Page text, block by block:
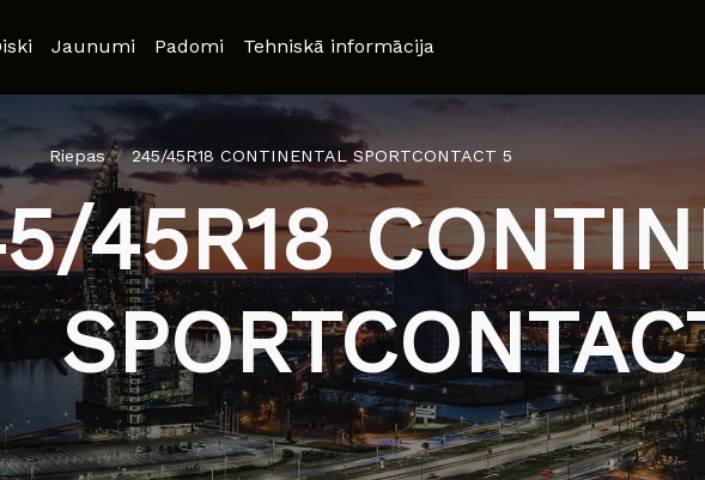
Jaunumi Padomi Tehniskā informācija
Riepas 245/45R18 CONTINENTAL SPORTCONTACT 5
45R18